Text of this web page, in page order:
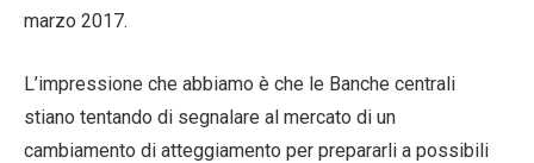
marzo 2017.
L’impressione che abbiamo è che le Banche centrali
stiano tentando di segnalare al mercato di un
cambiamento di atteggiamento per prepararli a possibili